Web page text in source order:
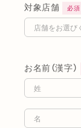
対象店舗 必須
お名前（漢字）